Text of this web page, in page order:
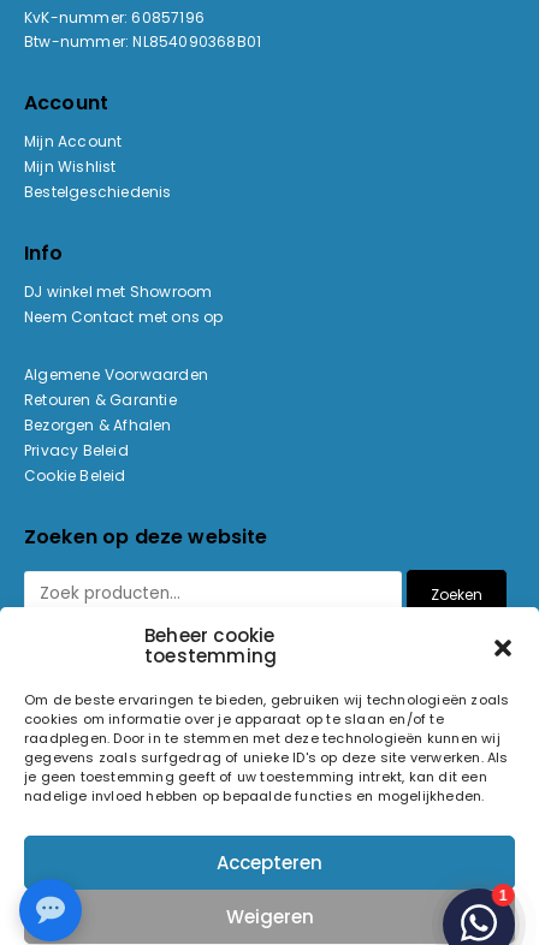
Beheer cookie
toestemming
Om de beste ervaringen te bieden, gebruiken wij technologieën zoals
cookies om informatie over je apparaat op te slaan en/of te
raadplegen. Door in te stemmen met deze technologieën kunnen wij
gegevens zoals surfgedrag of unieke ID's op deze site verwerken. Als
je geen toestemming geeft of uw toestemming intrekt, kan dit een
nadelige invloed hebben op bepaalde functies en mogelijkheden.
Accepteren
Weigeren
KvK-nummer: 60857196
Btw-nummer: NL854090368B01
Account
Mijn Account
Mijn Wishlist
Bestelgeschiedenis
Info
DJ winkel met Showroom
Neem Contact met ons op
Algemene Voorwaarden
Retouren & Garantie
Bezorgen & Afhalen
Privacy Beleid
Cookie Beleid
Zoeken op deze website
Zoeken
© 2026 Light and Sound Factory. Alle rechten voorbehouden.
Volg ons op